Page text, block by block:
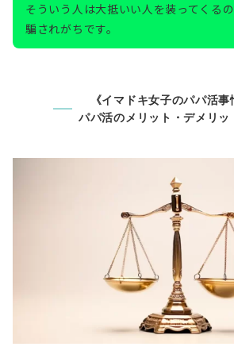
そういう人は大抵いい人を装ってくる
騙されがちです。
《イマドキ女子のパパ活事
パパ活のメリット・デメリッ